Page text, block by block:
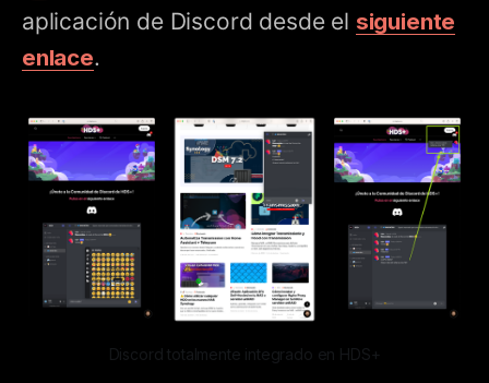
aplicación de Discord desde el siguiente
enlace.
Discord totalmente integrado en HDS+